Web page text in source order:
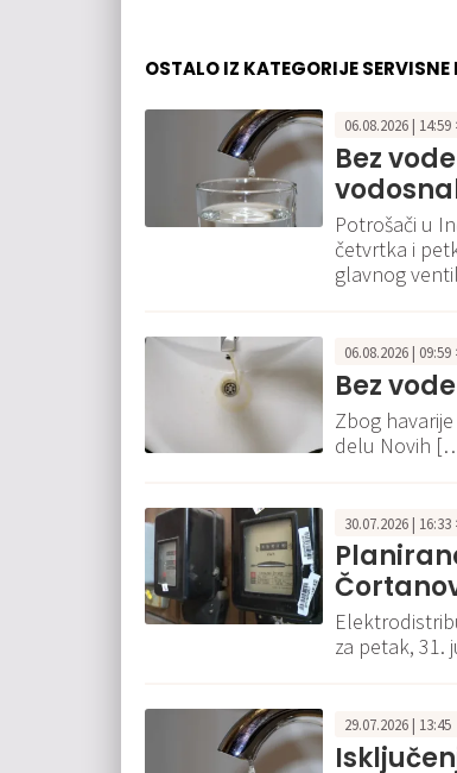
OSTALO IZ KATEGORIJE
06.08.2026 | 14:59
Bez
Potrošači u
četvrtka i
glavnog
06.08.2026 | 09:59
Bez
Zbog
delu Novih
30.07.2026 | 16:33
za petak,
29.07.2026 | 13:45